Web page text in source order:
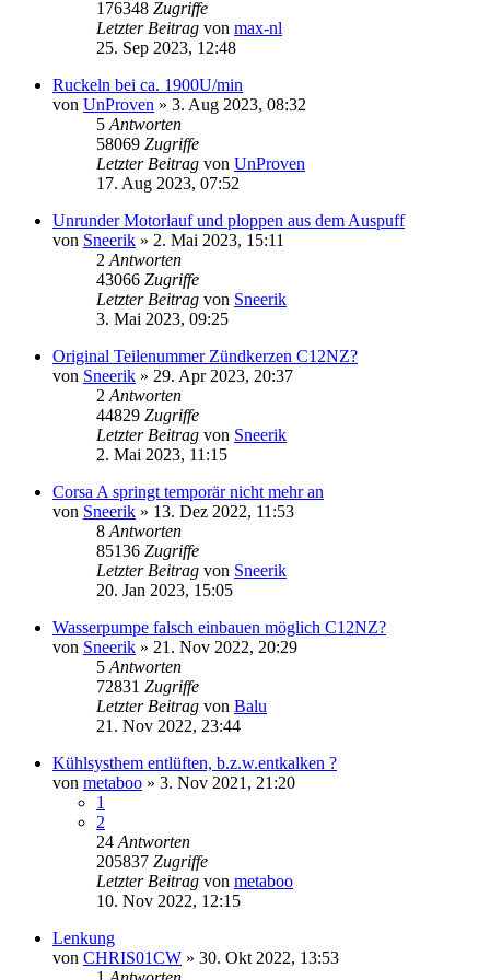
176348 Zugriffe
Letzter Beitrag von max-nl
25. Sep 2023, 12:48
Ruckeln bei ca. 1900U/min
von UnProven » 3. Aug 2023, 08:32
5 Antworten
58069 Zugriffe
Letzter Beitrag von UnProven
17. Aug 2023, 07:52
Unrunder Motorlauf und ploppen aus dem Auspuff
von Sneerik » 2. Mai 2023, 15:11
2 Antworten
43066 Zugriffe
Letzter Beitrag von Sneerik
3. Mai 2023, 09:25
Original Teilenummer Zündkerzen C12NZ?
von Sneerik » 29. Apr 2023, 20:37
2 Antworten
44829 Zugriffe
Letzter Beitrag von Sneerik
2. Mai 2023, 11:15
Corsa A springt temporär nicht mehr an
von Sneerik » 13. Dez 2022, 11:53
8 Antworten
85136 Zugriffe
Letzter Beitrag von Sneerik
20. Jan 2023, 15:05
Wasserpumpe falsch einbauen möglich C12NZ?
von Sneerik » 21. Nov 2022, 20:29
5 Antworten
72831 Zugriffe
Letzter Beitrag von Balu
21. Nov 2022, 23:44
Kühlsysthem entlüften, b.z.w.entkalken ?
von metaboo » 3. Nov 2021, 21:20
1
2
24 Antworten
205837 Zugriffe
Letzter Beitrag von metaboo
10. Nov 2022, 12:15
Lenkung
von CHRIS01CW » 30. Okt 2022, 13:53